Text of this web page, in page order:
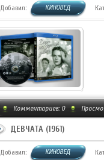
Добавил: КИНОВЕД
Комментариев: 0
ДЕВЧАТА (1961)
Добавил: КИНОВЕД